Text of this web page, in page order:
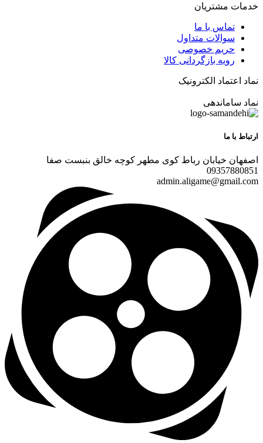
خدمات مشتریان
تماس با ما
سوالات متداول
حریم خصوصی
رویه بازگردانی کالا
نماد اعتماد الکترونیک
نماد ساماندهی
ارتباط با ما
اصفهان خیابان رباط کوی مطهر کوچه خالق بنبست صفا
09357880851
admin.aligame@gmail.com